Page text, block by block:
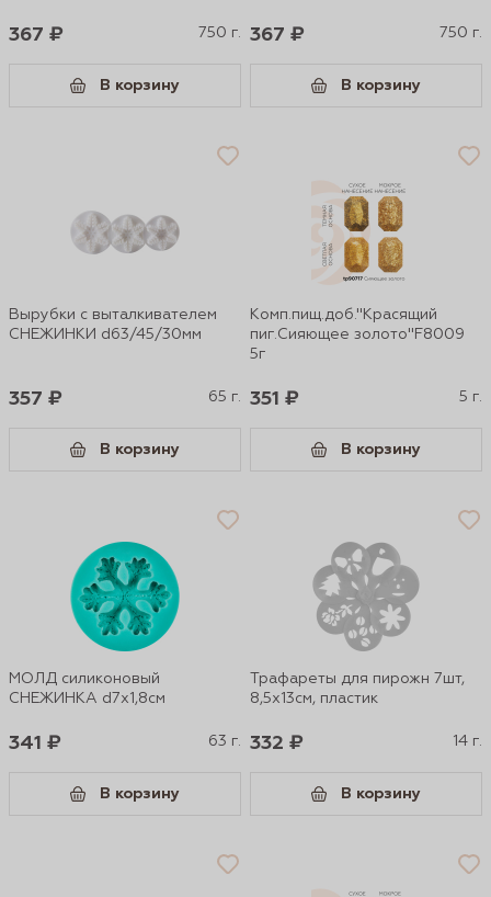
367 ₽ 750 г.
В корзину
367 ₽ 750 г.
В корзину
Вырубки с выталкивателем
СНЕЖИНКИ d63/45/30мм
357 ₽ 65 г.
В корзину
Комп.пищ.доб."Красящий
пиг.Сияющее золото"F8009
5г
351 ₽ 5 г.
В корзину
МОЛД силиконовый
СНЕЖИНКА d7х1,8см
341 ₽ 63 г.
В корзину
Трафареты для пирожн 7шт,
8,5х13см, пластик
332 ₽ 14 г.
В корзину